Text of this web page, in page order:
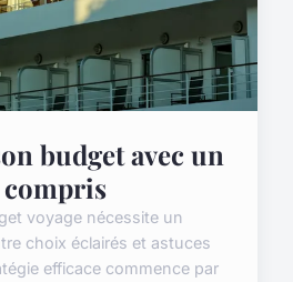
budget avec un
compris
voyage nécessite un
choix éclairés et astuces
efficace commence par